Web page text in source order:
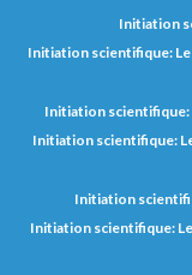
Initiation
Initiation scientifique: Le
Initiation scientifique:
Initiation scientifique:
Initiation
Initiation scientifique: